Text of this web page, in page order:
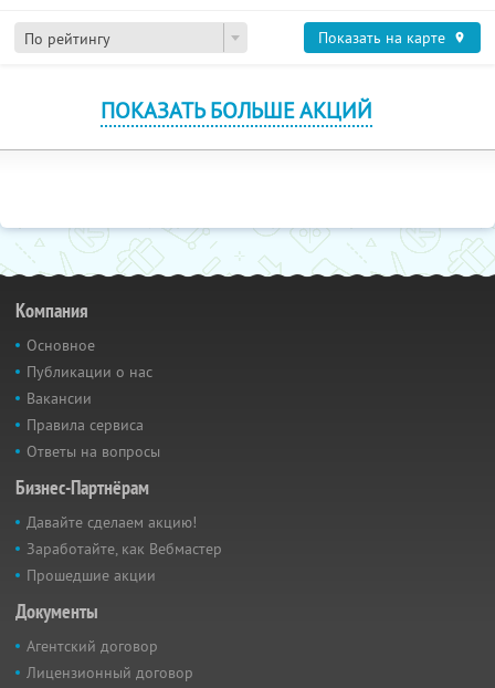
По рейтингу Показать на карте
ПОКАЗАТЬ БОЛЬШЕ АКЦИЙ
Компания
Основное
Публикации о нас
Вакансии
Правила сервиса
Ответы на вопросы
Бизнес-Партнёрам
Давайте сделаем акцию!
Заработайте, как Вебмастер
Прошедшие акции
Документы
Агентский договор
Лицензионный договор